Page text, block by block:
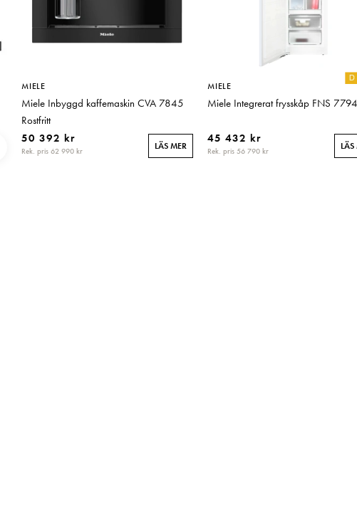
MIELE
Miele Inbyggd kaffemaskin CVA 7845
Rostfritt
50 392 kr
Rek. pris 62 990 kr LÄS MER
MIELE
Miele Integrerat frysskåp FNS
45 432 kr
Rek. pris 56 790 kr LÄS